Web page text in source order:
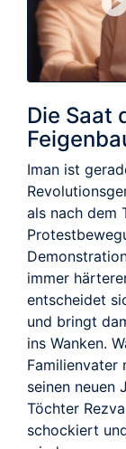
Die Saat
Iman ist
als nach dem
immer
entscheidet
und bringt
ins Wanken.
Familienvater
seinen neuen
Töchter
schockiert